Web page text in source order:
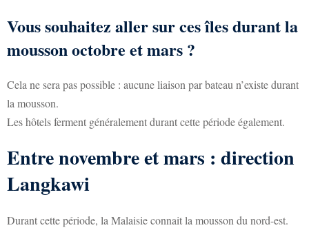
Vous souhaitez aller sur ces îles durant la
mousson octobre et mars ?
Cela ne sera pas possible : aucune liaison par bateau n’existe durant
la mousson.
Les hôtels ferment généralement durant cette période également.
Entre novembre et mars : direction
Langkawi
Durant cette période, la Malaisie connait la mousson du nord-est.